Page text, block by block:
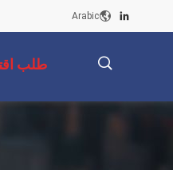
Arabic
طلب